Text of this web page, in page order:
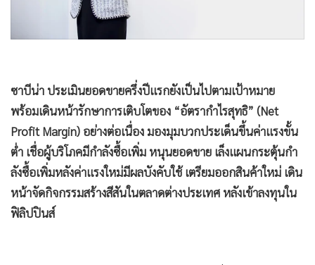
ต่างประเทศ
• จีน
• ชุมชน-คุณภาพชีวิต
• อาชญากรรม
• Motoring
• เกม
• วิทยาศาสตร์
• SMEs
ซาบีน่า ประเมินยอดขายครึ่งปีแรกยังเป็นไปตามเป้าหมาย
พร้อมเดินหน้ารักษาการเติบโตของ “อัตรากำไรสุทธิ” (Net
Profit Margin) อย่างต่อเนื่อง มองมุมบวกประเด็นขึ้นค่าแรงขั้น
ต่ำ เชื่อผู้บริโภคมีกำลังซื้อเพิ่ม หนุนยอดขาย เล็งแผนกระตุ้นกำ
ลังซื้อเพิ่มหลังค่าแรงใหม่มีผลบังคับใช้ เตรียมออกสินค้าใหม่ เดิน
หน้าจัดกิจกรรมสร้างสีสันในตลาดต่างประเทศ หลังเข้าลงทุนใน
ฟิลิปปินส์